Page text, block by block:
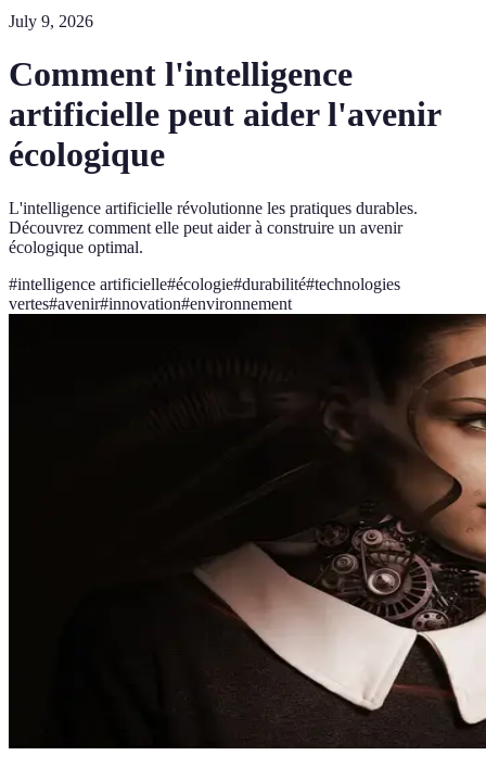
July 9, 2026
Comment l'intelligence
artificielle peut aider l'avenir
écologique
L'intelligence artificielle révolutionne les pratiques durables.
Découvrez comment elle peut aider à construire un avenir
écologique optimal.
#intelligence artificielle#écologie#durabilité#technologies
vertes#avenir#innovation#environnement